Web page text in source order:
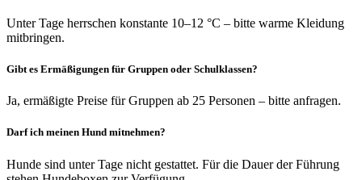
Unter Tage herrschen konstante 10–12 °C – bitte warme Kleidung
mitbringen.
Gibt es Ermäßigungen für Gruppen oder Schulklassen?
Ja, ermäßigte Preise für Gruppen ab 25 Personen – bitte anfragen.
Darf ich meinen Hund mitnehmen?
Hunde sind unter Tage nicht gestattet. Für die Dauer der Führung